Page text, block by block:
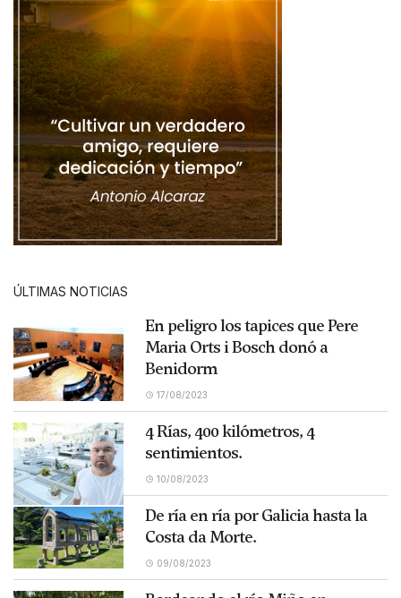
ÚLTIMAS NOTICIAS
En peligro los tapices que Pere
Maria Orts i Bosch donó a
Benidorm
17/08/2023
4 Rías, 400 kilómetros, 4
sentimientos.
10/08/2023
De ría en ría por Galicia hasta la
Costa da Morte.
09/08/2023